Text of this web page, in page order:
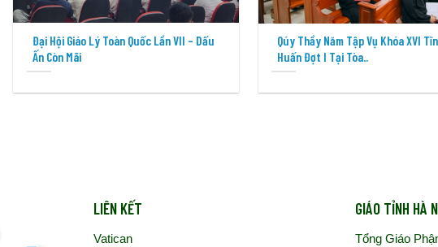
Đại Hội Giáo Lý Toàn Quốc Lần VII – Dấu
Ấn Còn Mãi
Qúy Thầy Năm Tập Vụ Khóa XVI
Huấn Đợt I Tại Tòa..
LIÊN KẾT
Vatican
GIÁO TỈNH HÀ
Tổng Giáo